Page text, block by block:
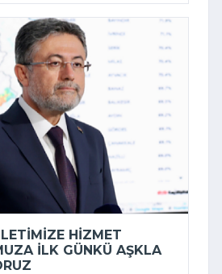
HIZMET
ILK GÜNKÜ AŞKLA